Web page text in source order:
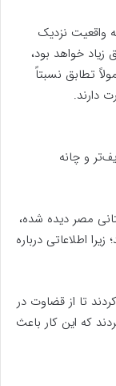
واقعیت نزدیک
خواهد بود،
تطابق نسبتاً
دارند.
و چانه
مصر دیده شده،
اطلاعاتی درباره
تا از قضاوت در
که این کار باعث